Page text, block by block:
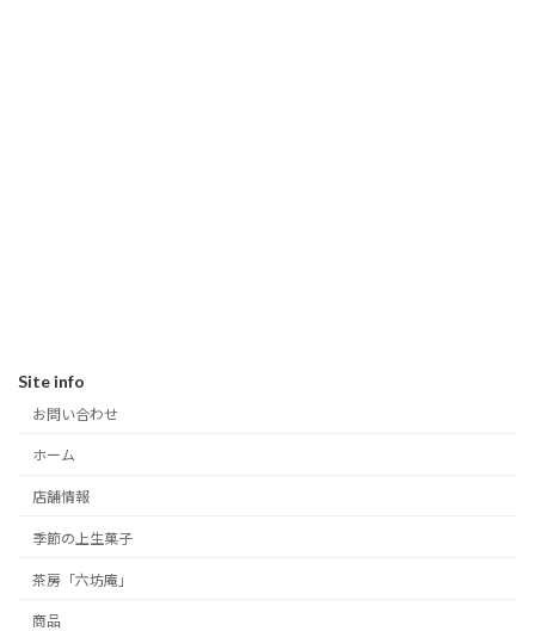
Site info
お問い合わせ
ホーム
店舗情報
季節の上生菓子
茶房「六坊庵」
商品